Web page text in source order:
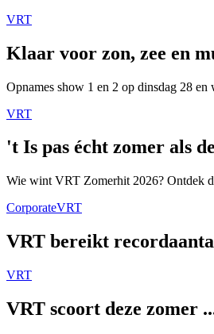
VRT
Klaar voor zon, zee en
Opnames show 1 en 2 op dinsdag 28
VRT
't Is pas écht zomer als
Wie wint VRT Zomerhit 2026? Ontdek
CorporateVRT
VRT bereikt
VRT
VRT scoort deze zomer